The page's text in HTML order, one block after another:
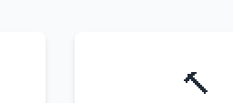
🔨